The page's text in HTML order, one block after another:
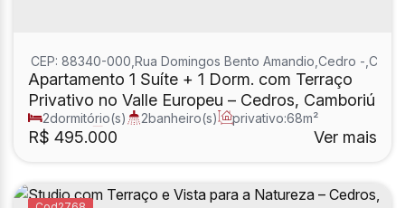
Apartamento 1 Suíte + 1 Dorm. com Terraço
Privativo no Valle Europeu – Cedros, Camboriú
R$ 495.000
CEP: 88340-000 Rua Domingos Bento Amandio Cedro
2dormitório(s) 2banheiro(s) privativo:68m²
1sala(s) 1suíte(s) Ver mais